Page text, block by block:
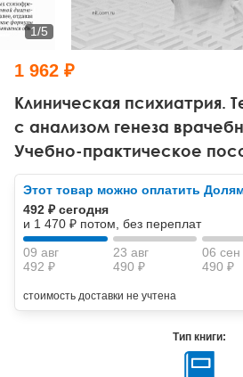
Тревожные расстройства,
Психодрама
Другие направления психотерапии
Классический, эриксоновский
НЛП
Психология труда и эргономика
Социальная психология
Социальная и организационная
Классический и юнгианский
Клиническая психиатрия.
с анализом генеза
Учебно-практическое
1/5
1 962 ₽
Этот товар можно оплатить
492 ₽ сегодня
и 1 470 ₽ потом, без переплат
09 авг
492 ₽
23 авг
490 ₽
06 сен
490 ₽
стоимость доставки не учтена
Тип книги: